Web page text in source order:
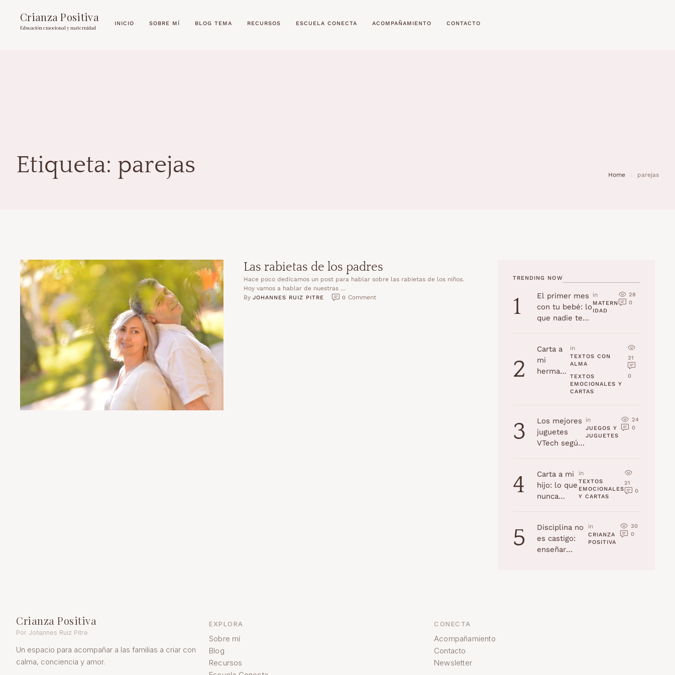
Crianza Positiva
Educación emocional y maternidad
INICIO SOBRE MÍ BLOG TEMA RECURSOS ESCUELA CONECTA ACOMPAÑAMIENTO CONTACTO
Etiqueta: parejas Home parejas
Las rabietas de los padres
Hace poco dedicamos un post para hablar sobre las rabietas de los niños.
Hoy vamos a hablar de nuestras …
By JOHANNES RUIZ PITRE 0 Comment
TRENDING NOW
1
El primer mes
con tu bebé: lo
que nadie te
in
MATERN
IDAD
28
0
2
Carta a
mi
hermana
in
TEXTOS CON
ALMA
TEXTOS
EMOCIONALES Y
CARTAS
31
0
3
Los mejores
juguetes
VTech según
2025)
in
JUEGOS Y
JUGUETES
24
0
4
Carta a mi
hijo: lo que
nunca
jamás
olvidaré
in
TEXTOS
EMOCIONALES
Y CARTAS
21
0
5
Disciplina no
es castigo:
enseñar
in
CRIANZA
POSITIVA
30
0
Crianza Positiva
Por Johannes Ruiz Pitre
Un espacio para acompañar a las familias a criar con
calma, conciencia y amor.
EXPLORA
Sobre mí
Blog
Recursos
CONECTA
Acompañamiento
Contacto
Newsletter